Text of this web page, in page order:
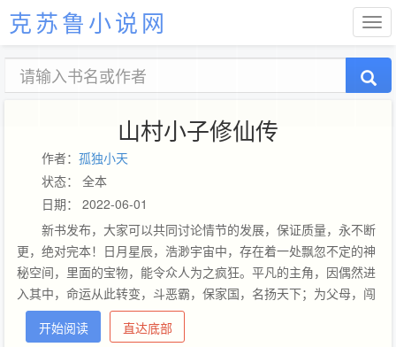
克苏鲁小说网
山村小子修仙传
作者： 孤独小天
状态： 全本
日期： 2022-06-01
新书发布，大家可以共同讨论情节的发展，保证质量，永不断
更，绝对完本！日月星辰，浩渺宇宙中，存在着一处飘忽不定的神
秘空间，里面的宝物，能令众人为之疯狂。平凡的主角，因偶然进
入其中，命运从此转变，斗恶霸，保家国，名扬天下；为父母，闯
玄界，终成霸者；救爱人，进宇宙，化身成圣。且看主角如何叱咤
风云 喜欢美女吗，喜欢搞笑吗，喜欢YY吗？喜欢本书吗？反正我
开始阅读 直达底部